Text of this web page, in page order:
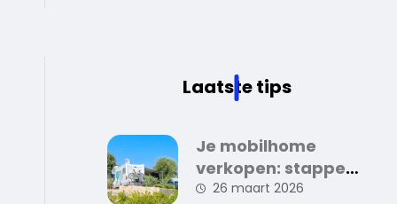
Laatste tips
Je mobilhome
verkopen: stappen
en tips voor een
26 maart 2026